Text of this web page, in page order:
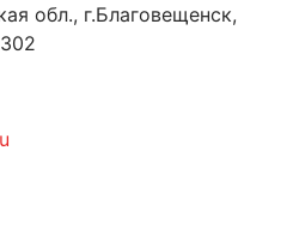
обл., г.Благовещенск,